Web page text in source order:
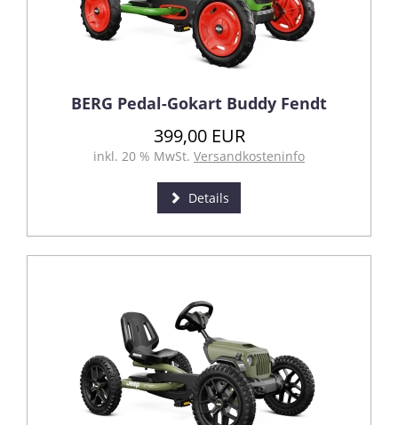
BERG Pedal-Gokart Buddy Fendt
399,00 EUR
inkl. 20 % MwSt. Versandkosteninfo
Details